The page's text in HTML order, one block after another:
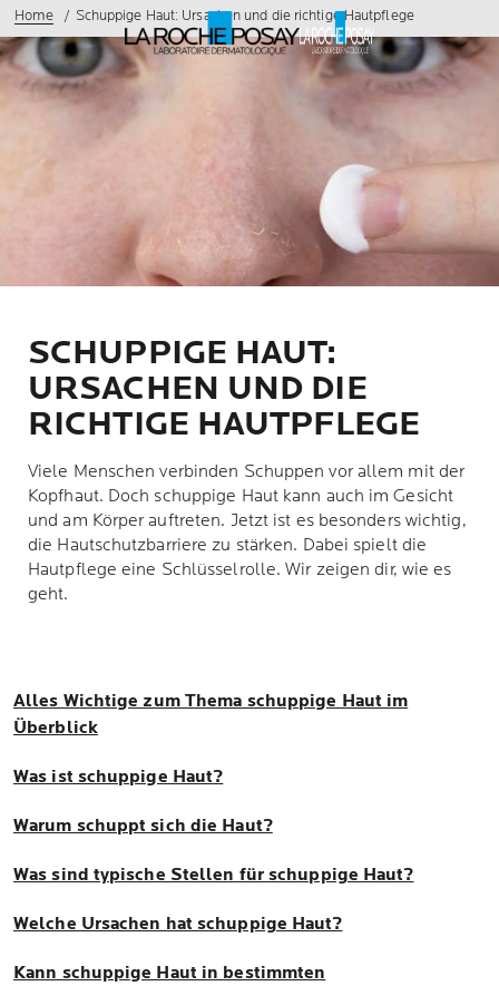
Home Schuppige Haut: Ursachen und die richtige Hautpflege
SCHUPPIGE HAUT:
URSACHEN UND DIE
RICHTIGE HAUTPFLEGE
Viele Menschen verbinden Schuppen vor allem mit der
Kopfhaut. Doch schuppige Haut kann auch im Gesicht
und am Körper auftreten. Jetzt ist es besonders wichtig,
die Hautschutzbarriere zu stärken. Dabei spielt die
Hautpflege eine Schlüsselrolle. Wir zeigen dir, wie es
geht.
Alles Wichtige zum Thema schuppige Haut im
Überblick
Was ist schuppige Haut?
Warum schuppt sich die Haut?
Was sind typische Stellen für schuppige Haut?
Welche Ursachen hat schuppige Haut?
Kann schuppige Haut in bestimmten